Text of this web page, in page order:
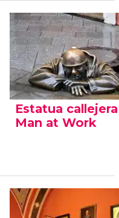
Estatua callejera
Man at Work